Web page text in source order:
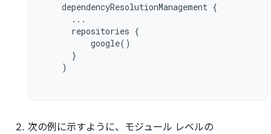
dependencyResolutionManagement {
...
repositories {
google()
}
)
次の例に示すように、モジュール レベルの